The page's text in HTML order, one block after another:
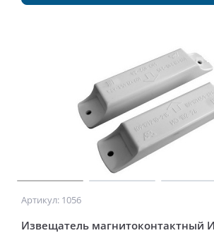
Артикул: 1056
Извещатель магнитоконтактный